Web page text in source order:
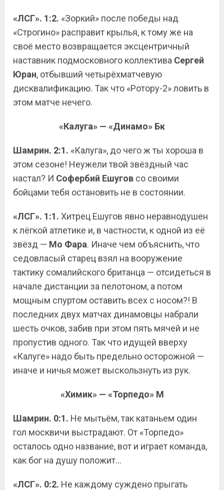
«ЛСГ». 1:2. «Зоркий» после победы над
«Строгино» расправит крылья, к тому же на
своё место возвращается эксцентричный
наставник подмосковного коллектива Сергей
Юран, отбывший четырёхматчевую
дисквалификацию. Так что «Ротору-2» ловить в
этом матче нечего.
«Калуга» — «Динамо» Бк
Шамрин. 2:1. «Калуга», до чего ж ты хороша в
этом сезоне! Неужели твой звёздный час
настал? И Софербий Ешугов со своими
бойцами тебя остановить не в состоянии.
«ЛСГ». 1:1. Хитрец Ешугов явно неравнодушен
к лёгкой атлетике и, в частности, к одной из её
звёзд — Мо Фара. Иначе чем объяснить, что
седовласый старец взял на вооружение
тактику сомалийского британца — отсидеться в
начале дистанции за пелотоном, а потом
мощным спуртом оставить всех с носом?! В
последних двух матчах динамовцы набрали
шесть очков, забив при этом пять мячей и не
пропустив одного. Так что идущей вверху
«Калуге» надо быть предельно осторожной —
иначе и ничья может выскользнуть из рук.
«Химик» — «Торпедо» М
Шамрин. 0:1. Не мытьём, так катаньем один
гол москвичи выстрадают. От «Торпедо»
осталось одно название, вот и играет команда,
как бог на душу положит…
«ЛСГ». 0:2. Не каждому суждено прыгать